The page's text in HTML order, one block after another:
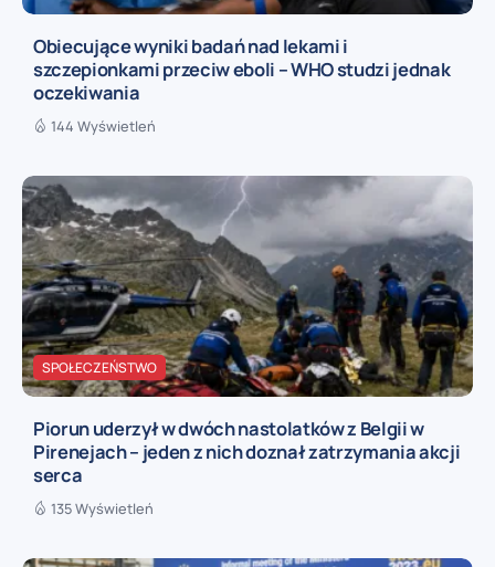
Obiecujące wyniki badań nad lekami i
szczepionkami przeciw eboli – WHO studzi jednak
oczekiwania
144 Wyświetleń
SPOŁECZEŃSTWO
Piorun uderzył w dwóch nastolatków z Belgii w
Pirenejach – jeden z nich doznał zatrzymania akcji
serca
135 Wyświetleń